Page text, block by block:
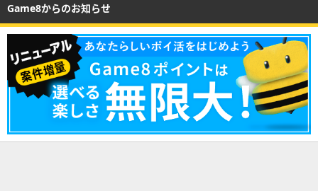
Game8からのお知らせ